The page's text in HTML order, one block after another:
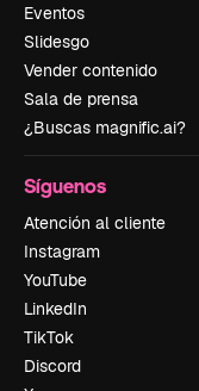
Eventos
Slidesgo
Vender contenido
Sala de prensa
¿Buscas magnific.ai?
Síguenos
Atención al cliente
Instagram
YouTube
LinkedIn
TikTok
Discord